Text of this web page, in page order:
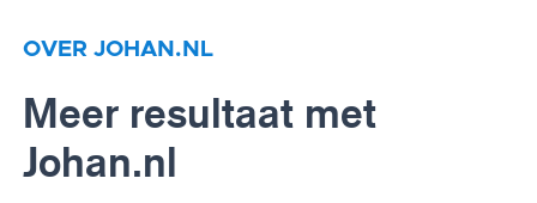
OVER JOHAN.NL
Meer resultaat met
Johan.nl